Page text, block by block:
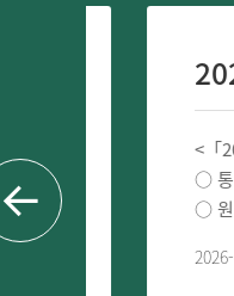
2024
<「2024
○ 통계집:
○ 원시자
2026-06-29